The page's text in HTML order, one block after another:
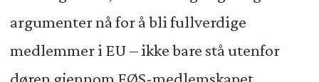
argumenter nå for å bli fullverdige
medlemmer i EU – ikke bare stå utenfor